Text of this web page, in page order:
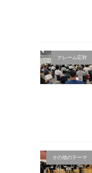
クレーム応対
その他のテーマ